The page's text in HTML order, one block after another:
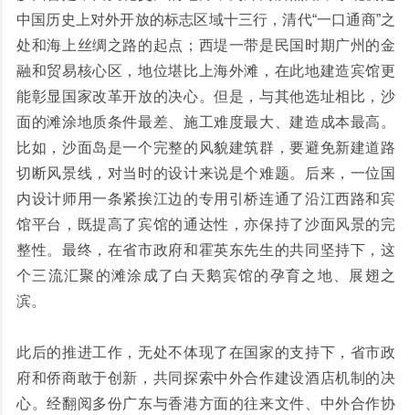
中国历史上对外开放的标志区域十三行，清代“一口通商”之
处和海上丝绸之路的起点；西堤一带是民国时期广州的金
融和贸易核心区，地位堪比上海外滩，在此地建造宾馆更
能彰显国家改革开放的决心。但是，与其他选址相比，沙
面的滩涂地质条件最差、施工难度最大、建造成本最高。
比如，沙面岛是一个完整的风貌建筑群，要避免新建道路
切断风景线，对当时的设计来说是个难题。后来，一位国
内设计师用一条紧挨江边的专用引桥连通了沿江西路和宾
馆平台，既提高了宾馆的通达性，亦保持了沙面风景的完
整性。最终，在省市政府和霍英东先生的共同坚持下，这
个三流汇聚的滩涂成了白天鹅宾馆的孕育之地、展翅之
滨。
此后的推进工作，无处不体现了在国家的支持下，省市政
府和侨商敢于创新，共同探索中外合作建设酒店机制的决
心。经翻阅多份广东与香港方面的往来文件、中外合作协